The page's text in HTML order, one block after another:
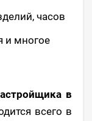
часов
и многое
в
всего в